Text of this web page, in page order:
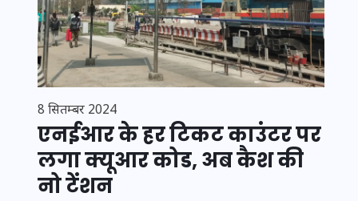
8 सितम्बर 2024
एनईआर के हर टिकट काउंटर पर
लगा क्यूआर कोड, अब कैश की
नो टेंशन